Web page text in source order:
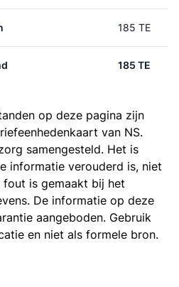
185 TE
185 TE
op deze pagina zijn
van NS.
samengesteld. Het is
informatie verouderd is, niet
is gemaakt bij het
De informatie op deze
aangeboden. Gebruik
en niet als formele bron.